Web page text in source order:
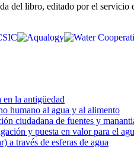
del libro, editado por el servicio
la antigüedad
humano al agua y al alimento
ciudadana de fuentes y
y puesta en valor para el
a través de esferas de agua